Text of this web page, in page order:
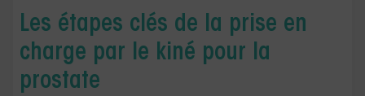
Les étapes clés de la prise en
charge par le kiné pour la
prostate